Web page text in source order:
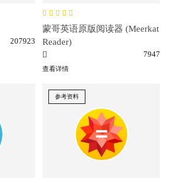
207923
蒙哥英语原版阅读器 (Meerkat
Reader)
7947
查看详情
参考资料